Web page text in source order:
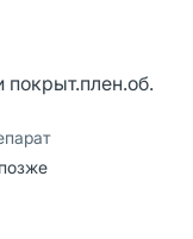
покрыт.плен.об.